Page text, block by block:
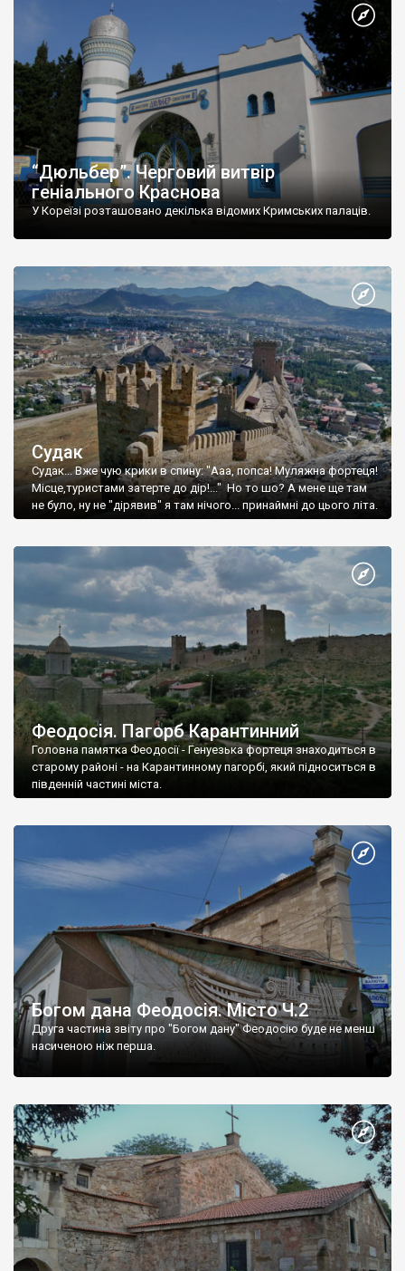
“Дюльбер”. Черговий витвір
геніального Краснова
У Кореїзі розташовано декілька відомих Кримських палаців.
Судак
Судак... Вже чую крики в спину: "Ааа, попса! Муляжна фортеця!
Місце,туристами затерте до дір!..." Но то шо? А мене ще там
не було, ну не "дірявив" я там нічого... принаймні до цього літа.
Феодосія. Пагорб Карантинний
Головна памятка Феодосії - Генуезька фортеця знаходиться в
старому районі - на Карантинному пагорбі, який підноситься в
південній частині міста.
Богом дана Феодосія. Місто Ч.2
Друга частина звіту про "Богом дану" Феодосію буде не менш
насиченою ніж перша.